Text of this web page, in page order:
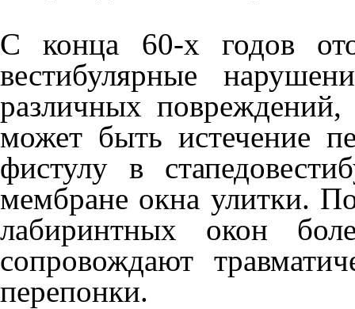
С конца 60-х годов
вестибулярные
различных
может быть истечение
фистулу в
мембране окна улит­ки.
лабиринт­ных окон
сопровождают
перепонки.